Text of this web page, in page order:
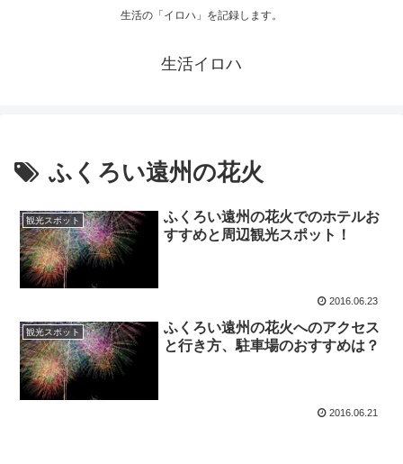
生活の「イロハ」を記録します。
生活イロハ
ふくろい遠州の花火
観光スポット
ふくろい遠州の花火でのホテルお
すすめと周辺観光スポット！
2016.06.23
観光スポット
ふくろい遠州の花火へのアクセス
と行き方、駐車場のおすすめは？
2016.06.21